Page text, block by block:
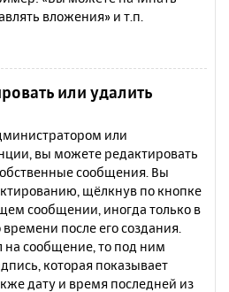
вложения» и т.п.
или удалить
или
вы можете редактировать
сообщения. Вы
щёлкнув по кнопке
сообщении, иногда только в
после его создания.
на сообщение, то под ним
которая показывает
дату и время последней из